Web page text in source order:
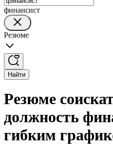
финансист
Резюме
Найти
Резюме
должность
гибким